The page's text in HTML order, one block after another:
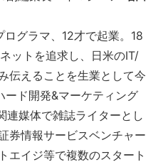
グラマ、12才で起業。18
ットを追求し、日米のIT/
伝えることを生業として今
ド開発&マーケティング
媒体で雑誌ライターとし
券情報サービスベンチャー
エイジ等で複数のスタート